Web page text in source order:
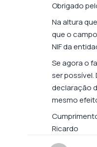
Obrigado
Na altura
que o
NIF da
Se agora o
ser possível.
declaração
mesmo
Ricardo